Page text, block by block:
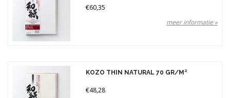
€60,35
meer informatie »
KOZO THIN NATURAL 70 GR/M²
€48,28